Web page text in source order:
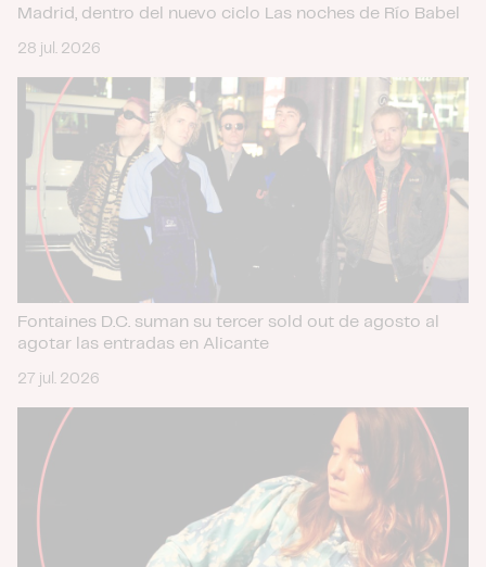
Madrid, dentro del nuevo ciclo Las noches de Río Babel
28 jul. 2026
Fontaines D.C. suman su tercer sold out de agosto al
agotar las entradas en Alicante
27 jul. 2026